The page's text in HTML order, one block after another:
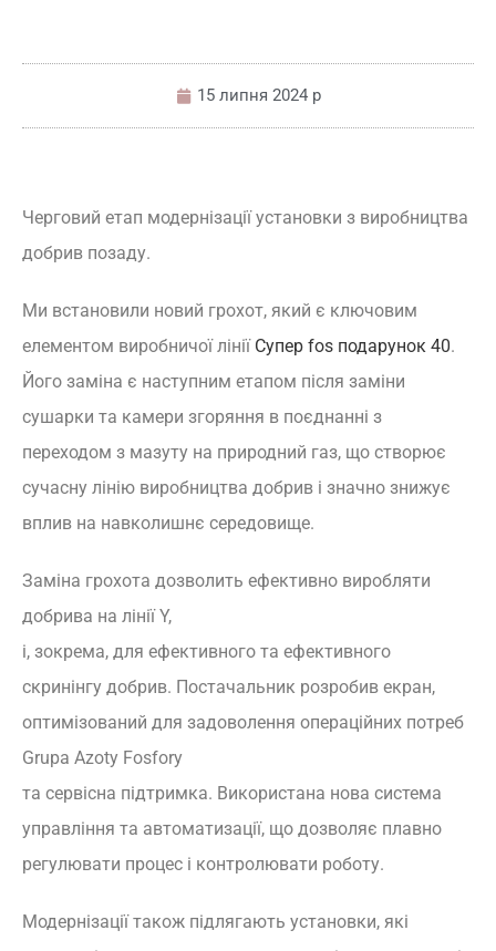
15 липня 2024 р
Черговий етап модернізації установки з виробництва
добрив позаду.
Ми встановили новий грохот, який є ключовим
елементом виробничої лінії Супер fos подарунок 40.
Його заміна є наступним етапом після заміни
сушарки та камери згоряння в поєднанні з
переходом з мазуту на природний газ, що створює
сучасну лінію виробництва добрив і значно знижує
вплив на навколишнє середовище.
Заміна грохота дозволить ефективно виробляти
добрива на лінії Y,
і, зокрема, для ефективного та ефективного
скринінгу добрив. Постачальник розробив екран,
оптимізований для задоволення операційних потреб
Grupa Azoty Fosfory
та сервісна підтримка. Використана нова система
управління та автоматизації, що дозволяє плавно
регулювати процес і контролювати роботу.
Модернізації також підлягають установки, які